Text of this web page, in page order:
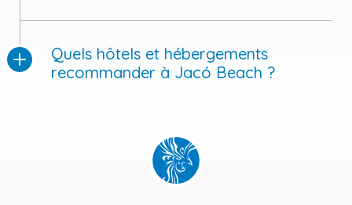
Quels hôtels et hébergements
recommander à Jacó Beach ?